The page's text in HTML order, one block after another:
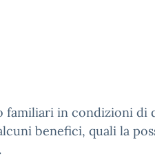
familiari in condizioni di
benefici, quali la